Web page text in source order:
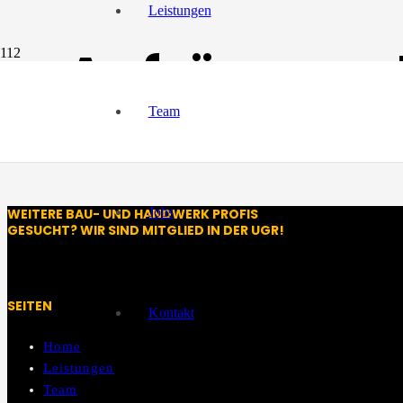
Leistungen
Team
Jobs
Kontakt
WEITERE BAU- UND HANDWERK PROFIS
GESUCHT? WIR SIND MITGLIED IN DER UGR!
SEITEN
Home
Leistungen
Team